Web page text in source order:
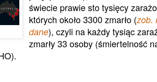
świecie prawie sto tysięcy
których około 3300 zmarło (zob.
dane), czyli na każdy tysiąc
zmarły 33 osoby (śmiertelność